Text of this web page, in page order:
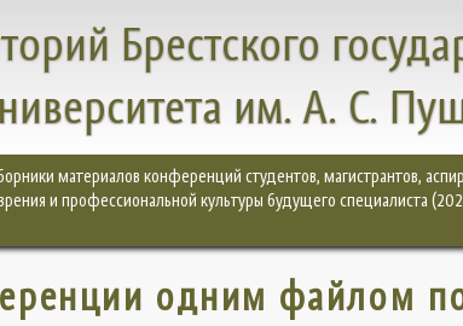
Брестского
им. А. С.
материалов конференций студентов, магистрантов,
и профессиональной культуры будущего специалиста
одним файлом